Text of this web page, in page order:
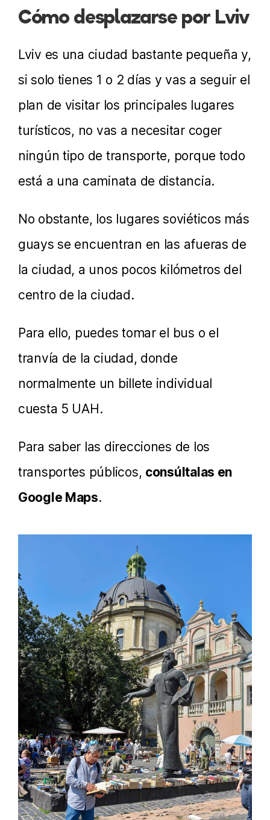
Cómo desplazarse por Lviv
Lviv es una ciudad bastante pequeña y,
si solo tienes 1 o 2 días y vas a seguir el
plan de visitar los principales lugares
turísticos, no vas a necesitar coger
ningún tipo de transporte, porque todo
está a una caminata de distancia.
No obstante, los lugares soviéticos más
guays se encuentran en las afueras de
la ciudad, a unos pocos kilómetros del
centro de la ciudad.
Para ello, puedes tomar el bus o el
tranvía de la ciudad, donde
normalmente un billete individual
cuesta 5 UAH.
Para saber las direcciones de los
transportes públicos, consúltalas en
Google Maps.